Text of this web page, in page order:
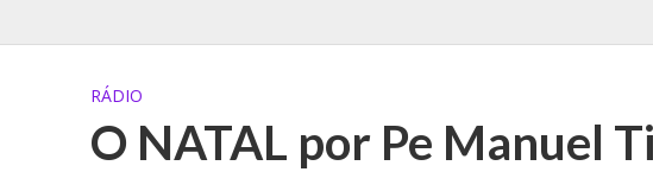
RÁDIO
O NATAL por Pe Manuel